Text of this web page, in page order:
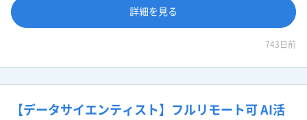
詳細を見る
743日前
【データサイエンティスト】フルリモート可 AI活